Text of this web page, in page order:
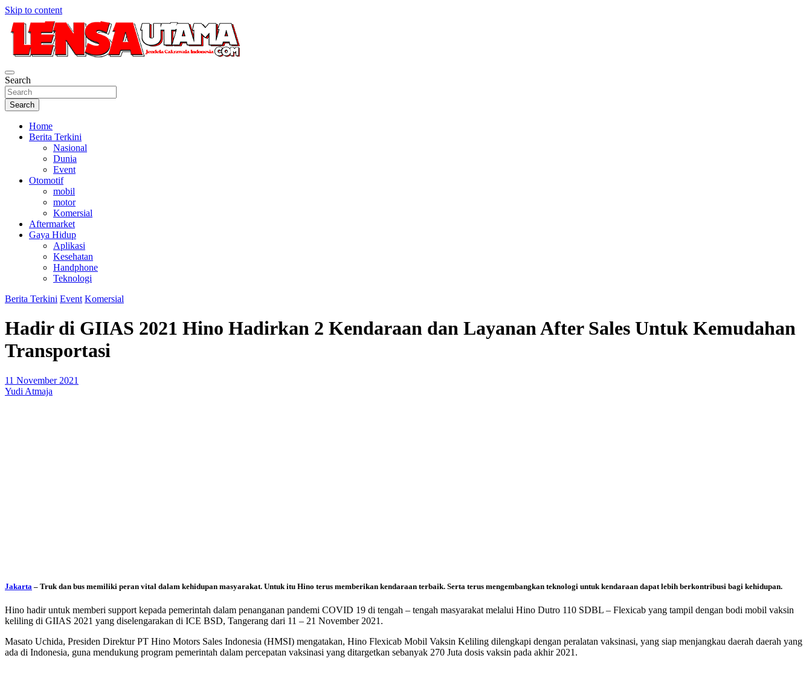
Skip to content
LensaUtama
Jendela Cakrawala Indonesia
Search
Search
Home
Berita Terkini
Nasional
Dunia
Event
Otomotif
mobil
motor
Komersial
Aftermarket
Gaya Hidup
Aplikasi
Kesehatan
Handphone
Teknologi
Berita Terkini Event Komersial
Hadir di GIIAS 2021 Hino Hadirkan 2 Kendaraan dan Layanan After Sales Untuk Kemudahan
Transportasi
11 November 2021
Yudi Atmaja
Jakarta – Truk dan bus memiliki peran vital dalam kehidupan masyarakat. Untuk itu Hino terus memberikan kendaraan terbaik. Serta terus mengembangkan teknologi untuk kendaraan dapat lebih berkontribusi bagi kehidupan.
Hino hadir untuk memberi support kepada pemerintah dalam penanganan pandemi COVID 19 di tengah – tengah masyarakat melalui Hino Dutro 110 SDBL – Flexicab yang tampil dengan bodi mobil vaksin
keliling di GIIAS 2021 yang diselengarakan di ICE BSD, Tangerang dari 11 – 21 November 2021.
Masato Uchida, Presiden Direktur PT Hino Motors Sales Indonesia (HMSI) mengatakan, Hino Flexicab Mobil Vaksin Keliling dilengkapi dengan peralatan vaksinasi, yang siap menjangkau daerah daerah yang
ada di Indonesia, guna mendukung program pemerintah dalam percepatan vaksinasi yang ditargetkan sebanyak 270 Juta dosis vaksin pada akhir 2021.